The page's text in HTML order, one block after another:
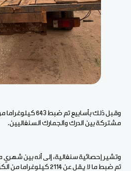
وقبل ذلك بأسابيع تم
مشتركة بين الدرك والجمارك السنغاليين.
تم ضبط ما لا يقل عن 2114